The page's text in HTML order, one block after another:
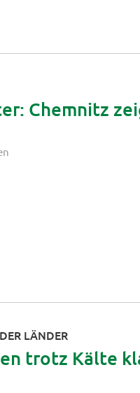
Chemnitz
LÄNDER
trotz Kälte